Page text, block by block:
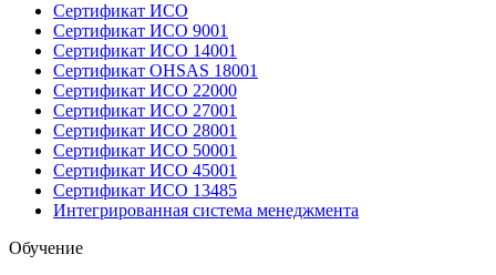
Сертификат ИСО
Сертификат ИСО 9001
Сертификат ИСО 14001
Сертификат OHSAS 18001
Сертификат ИСО 22000
Сертификат ИСО 27001
Сертификат ИСО 28001
Сертификат ИСО 50001
Сертификат ИСО 45001
Сертификат ИСО 13485
Интегрированная система менеджмента
Обучение